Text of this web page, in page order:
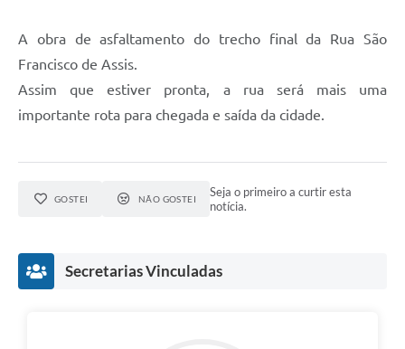
A obra de asfaltamento do trecho final da Rua São
Francisco de Assis.
Assim que estiver pronta, a rua será mais uma
importante rota para chegada e saída da cidade.
GOSTEI NÃO GOSTEI
Seja o primeiro a curtir esta
notícia.
Secretarias Vinculadas